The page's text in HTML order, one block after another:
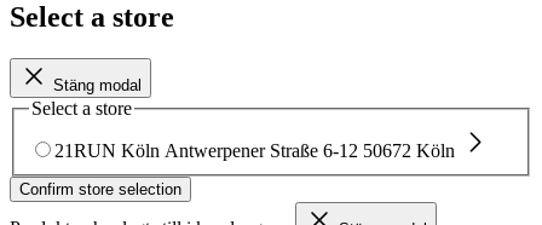
Select a store
Stäng modal
Select a store
21RUN Köln Antwerpener Straße 6-12 50672 Köln
Confirm store selection